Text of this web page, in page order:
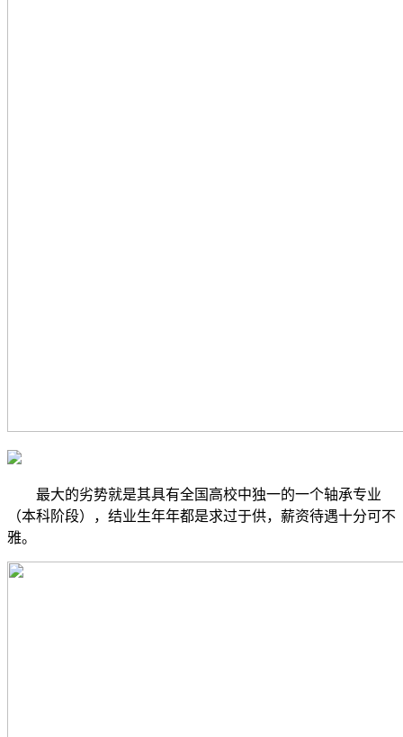
最大的劣势就是其具有全国高校中独一的一个轴承专业
（本科阶段），结业生年年都是求过于供，薪资待遇十分可不
雅。